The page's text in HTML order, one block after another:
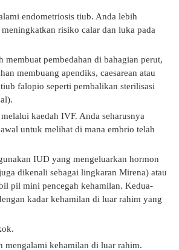
endometriosis tiub. Anda lebih
risiko calar dan luka pada
membuat pembedahan di bahagian perut,
membuang apendiks, caesarean atau
falopio seperti pembalikan sterilisasi
kaedah IVF. Anda seharusnya
untuk melihat di mana embrio telah
IUD yang mengeluarkan hormon
dikenali sebagai lingkaran Mirena) atau
pil mini pencegah kehamilan. Kedua-
kadar kehamilan di luar rahim yang
mengalami kehamilan di luar rahim.